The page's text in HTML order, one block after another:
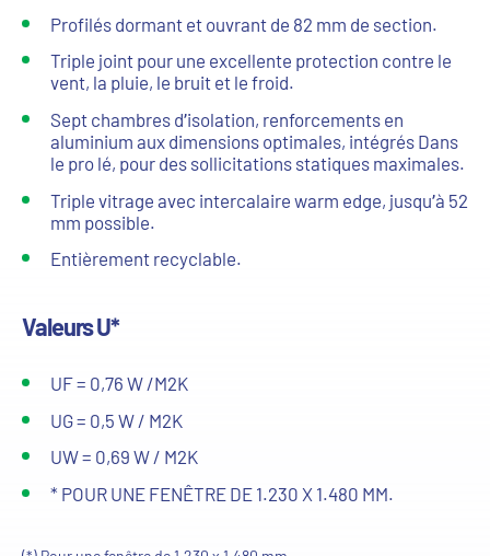
Profilés dormant et ouvrant de 82 mm de section.
Triple joint pour une excellente protection contre le
vent, la pluie, le bruit et le froid.
Sept chambres d’isolation, renforcements en
aluminium aux dimensions optimales, intégrés Dans
le pro lé, pour des sollicitations statiques maximales.
Triple vitrage avec intercalaire warm edge, jusqu’à 52
mm possible.
Entièrement recyclable.
Valeurs U*
UF = 0,76 W /M2K
UG = 0,5 W / M2K
UW = 0,69 W / M2K
* POUR UNE FENÊTRE DE 1.230 X 1.480 MM.